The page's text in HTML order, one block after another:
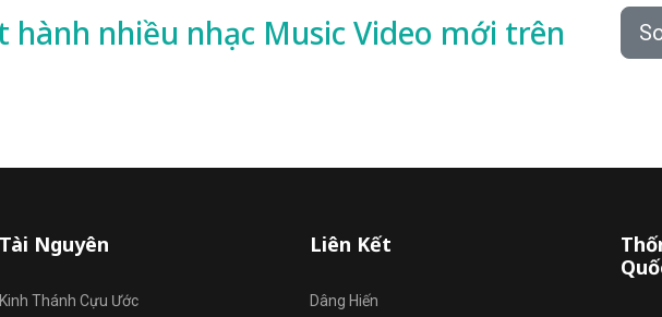
hành nhiều nhạc Music Video mới trên
Tài Nguyên
Kinh Thánh Cựu Ước
Liên Kết
Dâng Hiến